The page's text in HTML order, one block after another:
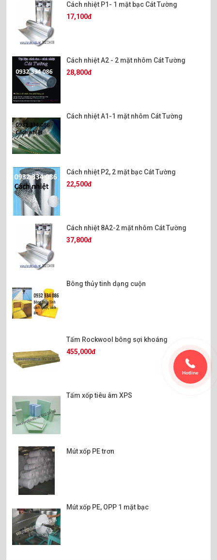
Cách nhiệt P1- 1 mặt bạc Cát Tường
17,100đ
Cách nhiệt A2 - 2 mặt nhôm Cát Tường
28,800đ
Cách nhiệt A1-1 mặt nhôm Cát Tường
Cách nhiệt P2, 2 mặt bạc Cát Tường
22,500đ
Cách nhiệt 8A2-2 mặt nhôm Cát Tường
37,800đ
Bông thủy tinh dạng cuộn
Tấm Rockwool bông sợi khoáng
455,000đ
Tấm xốp tiêu âm XPS
Mút xốp PE trơn
Mút xốp PE, OPP 1 mặt bạc
Hotline